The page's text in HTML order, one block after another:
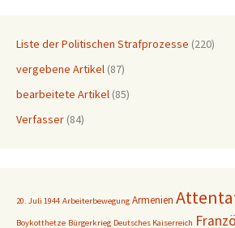
Liste der Politischen Strafprozesse (220)
vergebene Artikel (87)
bearbeitete Artikel (85)
Verfasser (84)
20. Juli 1944 Arbeiterbewegung Armenien
Boykotthetze Bürgerkrieg Deutsches Kaiserreich